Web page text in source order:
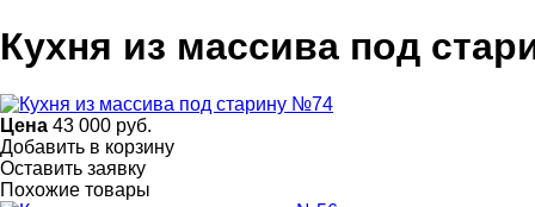
Кухня из массива под
Цена 43 000 руб.
Добавить в корзину
Оставить заявку
Похожие товары